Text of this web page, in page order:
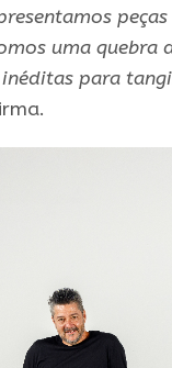
uma quebra
para